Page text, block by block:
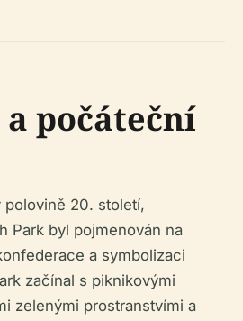
počáteční
polovině 20. století,
Park byl pojmenován na
a symbolizaci
začínal s piknikovými
zelenými prostranstvími a